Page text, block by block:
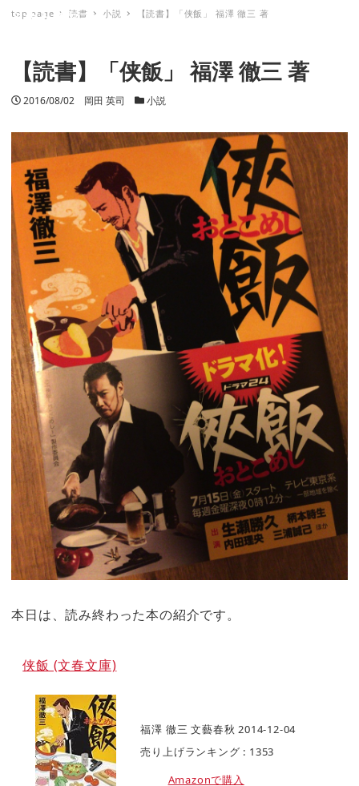
ミナトノキズナ
top page 読書 小説 【読書】「侠飯」 福澤 徹三 著
【読書】「侠飯」 福澤 徹三 著
投稿日
2016/08/02 著者
岡田 英司 カテゴリー
小説
本日は、読み終わった本の紹介です。
侠飯 (文春文庫)
福澤 徹三 文藝春秋 2014-12-04
売り上げランキング : 1353
Amazonで購入